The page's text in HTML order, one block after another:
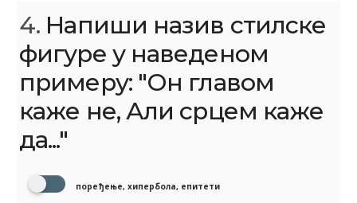
4. Напиши назив стилске
фигуре у наведеном
примеру: "Он главом
каже не, Али срцем каже
да..."
поређење, хипербола, епитети